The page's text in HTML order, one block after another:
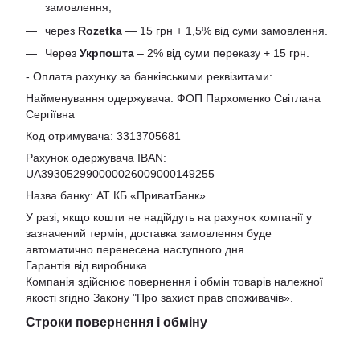
замовлення;
через Rozetka — 15 грн + 1,5% від суми замовлення.
Через Укрпошта – 2% від суми переказу + 15 грн.
- Оплата рахунку за банківськими реквізитами:
Найменування одержувача: ФОП Пархоменко Світлана
Сергіївна
Код отримувача: 3313705681
Рахунок одержувача IBAN:
UA393052990000026009000149255
Назва банку: АТ КБ «ПриватБанк»
У разі, якщо кошти не надійдуть на рахунок компанії у
зазначений термін, доставка замовлення буде
автоматично перенесена наступного дня.
Гарантія від виробника
Компанія здійснює повернення і обмін товарів належної
якості згідно Закону "Про захист прав споживачів»
Строки повернення і обміну